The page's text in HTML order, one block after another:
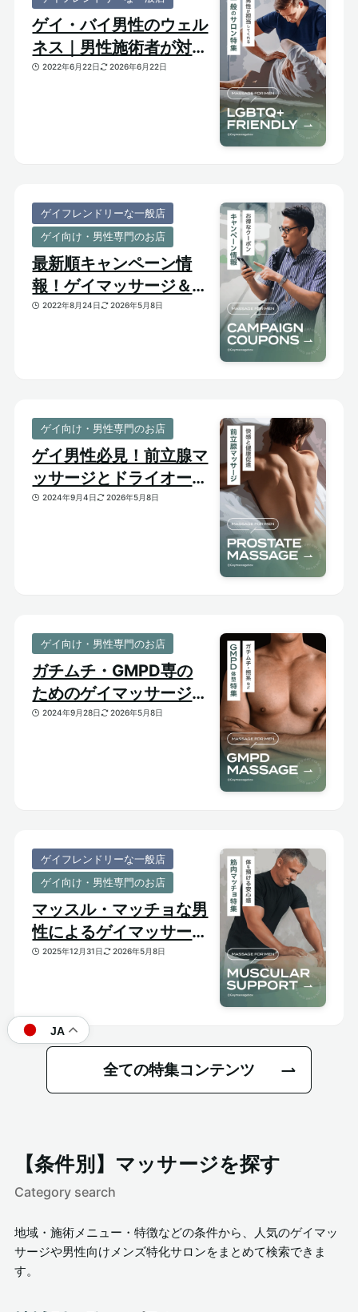
ゲイ・バイ男性のウェル
ネス｜男性施術者が対応
してくれるゲイフレンド
2022年6月22日 2026年6月22日
ゲイフレンドリーな一般店
ゲイ向け・男性専門のお店
最新順キャンペーン情
報！ゲイマッサージ＆メ
ンズ向けサロンのお得割
2022年8月24日 2026年5月8日
ゲイ向け・男性専門のお店
ゲイ男性必見！前立腺マ
ッサージとドライオーガ
ズム【はじめての前立腺
2024年9月4日 2026年5月8日
ゲイ向け・男性専門のお店
ガチムチ・GMPD専の
ためのゲイマッサージ
【太め・熊系のおすすめ
2024年9月28日 2026年5月8日
ゲイフレンドリーな一般店
ゲイ向け・男性専門のお店
マッスル・マッチョな男
性によるゲイマッサージ
特集｜おすすめ筋肉質メ
2025年12月31日 2026年5月8日
全ての特集コンテンツ
【条件別】マッサージを探す
Category search
地域・施術メニュー・特徴などの条件から、人気のゲイマッ
サージや男性向けメンズ特化サロンをまとめて検索できま
す。
JA